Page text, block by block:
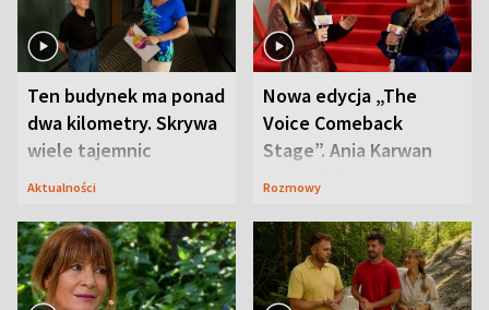
Ten budynek ma ponad
dwa kilometry. Skrywa
wiele tajemnic
Aktualności
Nowa edycja „The
Voice Comeback
Stage”. Ania Karwan
zapowiada
Rozmowy